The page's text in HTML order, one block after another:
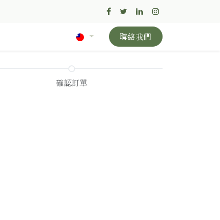
聯絡我們
確認訂單